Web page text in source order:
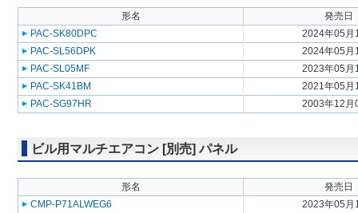
形名
発売日
PAC-SK80DPC
2024年05月
PAC-SL56DPK
2024年05月
PAC-SL05MF
2023年05月
PAC-SK41BM
2021年05月
PAC-SG97HR
2003年12月
ビル用マルチエアコン [別売] パネル
形名
発売日
CMP-P71ALWEG6
2023年05月